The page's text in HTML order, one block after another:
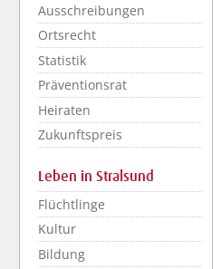
Ausschreibungen
Ortsrecht
Statistik
Präventionsrat
Heiraten
Zukunftspreis
Leben in Stralsund
Flüchtlinge
Kultur
Bildung